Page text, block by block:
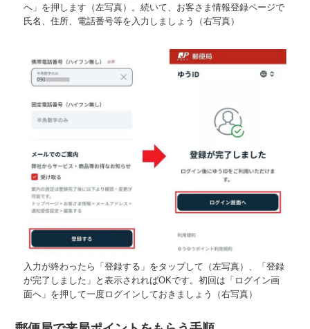
へ」を押します（左写真）。続いて、お客さま情報登録ページで
氏名、住所、電話番号等を入力しましょう（右写真）
入力が終わったら「登録する」をタップして（左写真）、「登録
が完了しました」と表示されればOKです。初回は「ログイン画
面へ」を押して一度ログインしておきましょう（右写真）